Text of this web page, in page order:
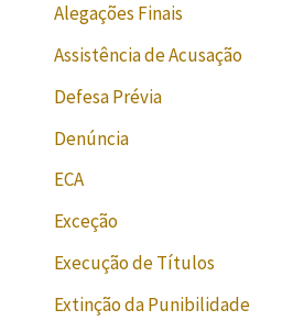
Alegações Finais
Assistência de Acusação
Defesa Prévia
Denúncia
ECA
Exceção
Execução de Títulos
Extinção da Punibilidade